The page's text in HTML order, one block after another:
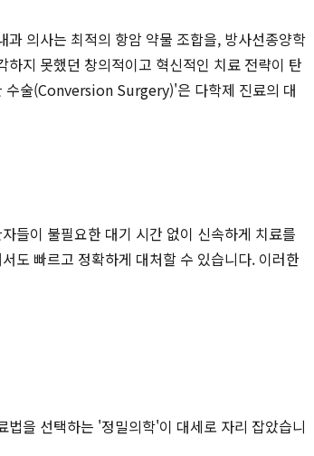
의사는 최적의 항암 약물 조합을, 방사선종양학
지 못했던 창의적이고 혁신적인 치료 전략이 탄
수술(Conversion Surgery)'은 다학제 진료의 대
들이 불필요한 대기 시간 없이 신속하게 치료를
도 빠르고 정확하게 대처할 수 있습니다. 이러한
을 선택하는 '정밀의학'이 대세로 자리 잡았습니